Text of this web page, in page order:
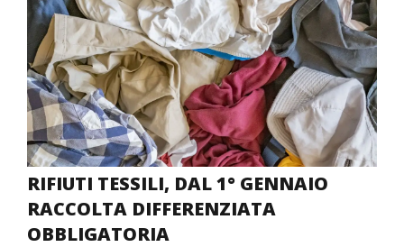
RIFIUTI TESSILI, DAL 1° GENNAIO
RACCOLTA DIFFERENZIATA
OBBLIGATORIA